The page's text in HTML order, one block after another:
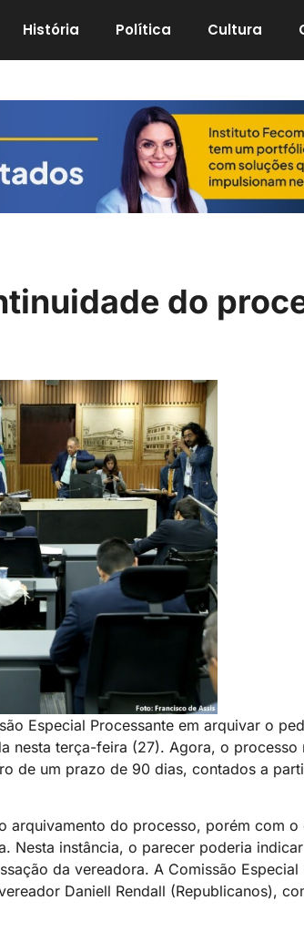
História Política Cultura
do
Especial Processante em arquivar o
nesta terça-feira (27). Agora, o processo
de um prazo de 90 dias, contados a
arquivamento do processo, porém com o
Nesta instância, o parecer poderia
da vereadora. A Comissão Especial
Daniell Rendall (Republicanos),